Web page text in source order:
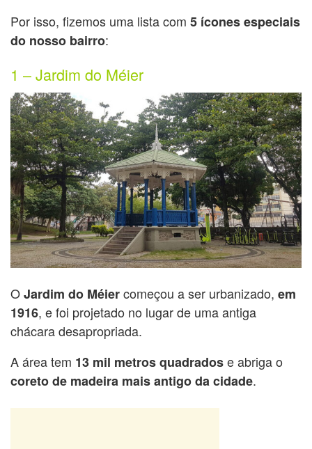
Por isso, fizemos uma lista com 5 ícones especiais
do nosso bairro:
1 – Jardim do Méier
OJardim do Méiercomeçou a ser urbanizado, em
1916, e foi projetado no lugar de uma antiga
chácara desapropriada.
A área tem 13 mil metros quadradose abriga o
coreto de madeira mais antigo da cidade.